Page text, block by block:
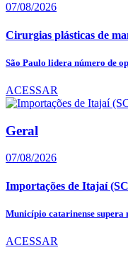
07/08/2026
Cirurgias plásticas de
São Paulo lidera número de
ACESSAR
Geral
07/08/2026
Importações de Itajaí
Município catarinense supera
ACESSAR